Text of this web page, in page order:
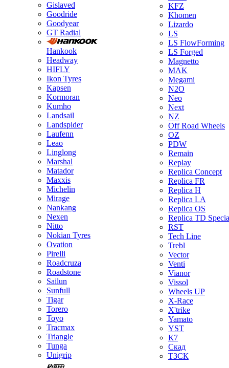
Gislaved
Goodride
Goodyear
GT Radial
Hankook
Headway
HIFLY
Ikon Tyres
Kapsen
Kormoran
Kumho
Landsail
Landspider
Laufenn
Leao
Linglong
Marshal
Matador
Maxxis
Michelin
Mirage
Nankang
Nexen
Nitto
Nokian Tyres
Ovation
Pirelli
Roadcruza
Roadstone
Sailun
Sunfull
Tigar
Torero
Toyo
Tracmax
Triangle
Tunga
Unigrip
KFZ
Khomen
Lizardo
LS
LS FlowForming
LS Forged
Magnetto
MAK
Megami
N2O
Neo
Next
NZ
Off Road Wheels
OZ
PDW
Remain
Replay
Replica Concept
Replica FR
Replica H
Replica LA
Replica OS
Replica TD
RST
Tech Line
Trebl
Vector
Venti
Vianor
Vissol
Wheels UP
X-Race
X'trike
Yamato
YST
К7
Скад
ТЗСК